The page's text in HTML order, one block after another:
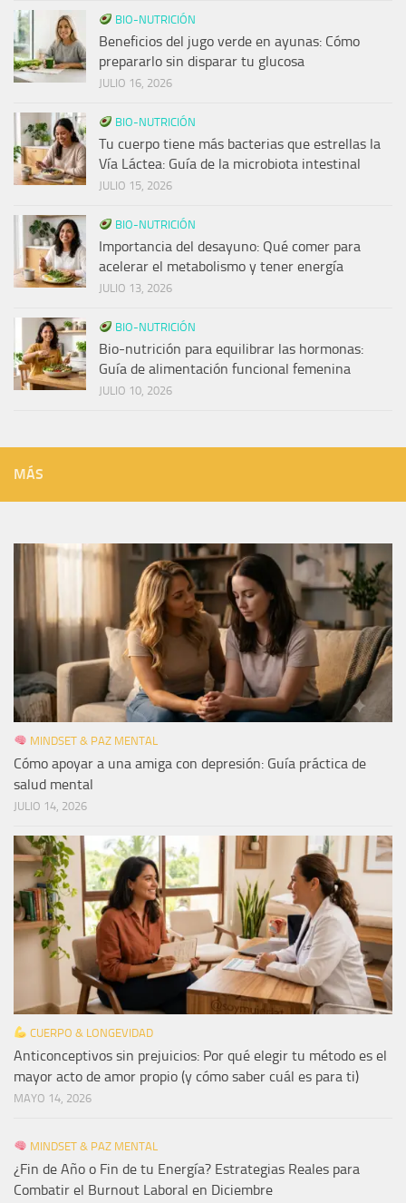
BIO-NUTRICIÓN
Beneficios del jugo verde en ayunas: Cómo
prepararlo sin disparar tu glucosa
JULIO 16, 2026
BIO-NUTRICIÓN
Tu cuerpo tiene más bacterias que estrellas la
Vía Láctea: Guía de la microbiota intestinal
JULIO 15, 2026
BIO-NUTRICIÓN
Importancia del desayuno: Qué comer para
acelerar el metabolismo y tener energía
JULIO 13, 2026
BIO-NUTRICIÓN
Bio-nutrición para equilibrar las hormonas:
Guía de alimentación funcional femenina
JULIO 10, 2026
MÁS
MINDSET & PAZ MENTAL
Cómo apoyar a una amiga con depresión: Guía práctica de
salud mental
JULIO 14, 2026
CUERPO & LONGEVIDAD
Anticonceptivos sin prejuicios: Por qué elegir tu método es el
mayor acto de amor propio (y cómo saber cuál es para ti)
MAYO 14, 2026
MINDSET & PAZ MENTAL
¿Fin de Año o Fin de tu Energía? Estrategias Reales para
Combatir el Burnout Laboral en Diciembre